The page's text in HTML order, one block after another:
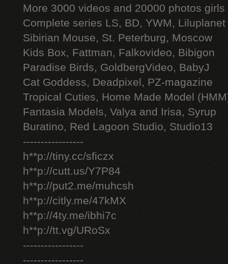
More 3000 videos and 20000 photos
Complete series LS, BD, YWM, Liluplanet
Sibirian Mouse, St. Peterburg, Moscow
Kids Box, Fattman, Falkovideo, Bibigon
Paradise Birds, GoldbergVideo, BabyJ
Cat Goddess, Deadpixel, PZ-magazine
Tropical Cuties, Home Made Model
Fantasia Models, Valya and Irisa, Syrup
Buratino, Red Lagoon Studio, Studio13
-----------------
h**p://tiny.cc/sficzx
h**p://cutt.us/Y7P84
h**p://put2.me/muhcsh
h**p://citly.me/47kMX
h**p://4ty.me/ibhi7c
h**p://tt.vg/URoSx
-----------------
-----------------